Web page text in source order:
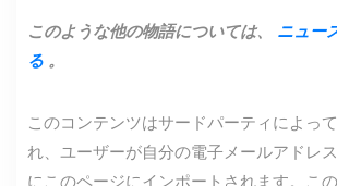
このような他の物語については、 ニュー
る 。
このコンテンツはサードパーティによっ
れ、ユーザーが自分の電子メールアドレ
にこのページにインポートされます。こ